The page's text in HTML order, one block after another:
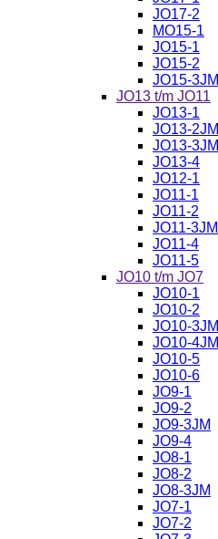
JO17-2
MO15-1
JO15-1
JO15-2
JO15-3JM
JO13 t/m JO11
JO13-1
JO13-2JM
JO13-3JM
JO13-4
JO12-1
JO11-1
JO11-2
JO11-3JM
JO11-4
JO11-5
JO10 t/m JO7
JO10-1
JO10-2
JO10-3JM
JO10-4JM
JO10-5
JO10-6
JO9-1
JO9-2
JO9-3JM
JO9-4
JO8-1
JO8-2
JO8-3JM
JO7-1
JO7-2